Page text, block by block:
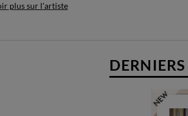
plus sur l'artiste